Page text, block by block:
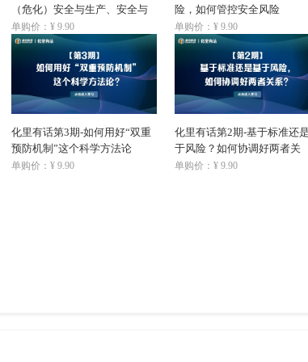
（危化）安全与生产、安全与
发展的关系？
单购价：¥ 9.90
险，如何管控安全风险
单购价：¥ 9.90
化里有话第3期-如何用好“双重
预防机制”这个科学方法论
单购价：¥ 9.90
化里有话第2期-基于标准还
于风险？如何协调好两者关
系？
单购价：¥ 9.90